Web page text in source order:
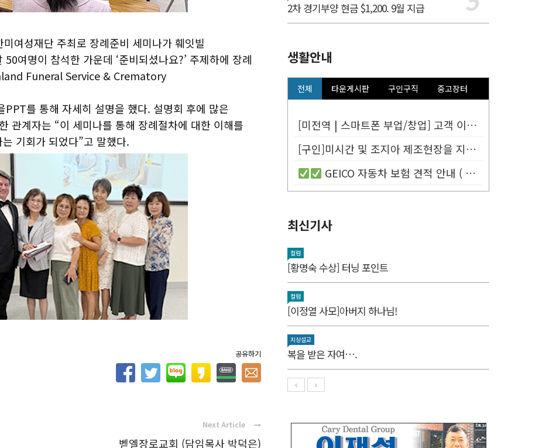
여성재단 주최로 장례준비 세미나가 훼잇빌
여명이 참석한 가운데 ‘준비되셨나요?’ 주제하에 장례
Funeral Service & Crematory
를 통해 자세히 설명을 했다. 설명회 후에 많은
관계자는 “이 세미나를 통해 장례절차에 대한 이해를
기회가 되었다”고 말했다.
공유하기
Next Article
벧엘장로교회 (담임목사 박덕은)
2차 경기부양 현금 $1,200. 9월 지급
생활안내
전체 타운게시판 구인구직 중고장터
[미전역 | 스마트폰 부업/창업] 고객 이름만 넣으면 평생 연금 20% ...
[구인]미시간 및 조지아 제조현장을 지원할 Customer Service...
GEICO 자동차 보험 견적 안내 (
최신기사
컬럼
[황명숙 수상] 터닝 포인트
컬럼
[이정열 사모]아버지 하나님!
지상설교
복을 받은 자여….